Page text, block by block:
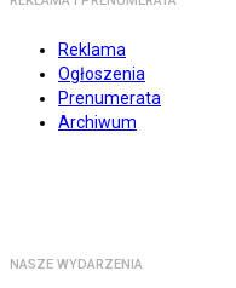
Reklama
Ogłoszenia
Prenumerata
Archiwum
NASZE WYDARZENIA